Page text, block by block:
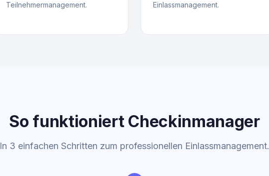
Teilnehmermanagement.
Einlassmanagement.
So funktioniert Checkinmanager
In 3 einfachen Schritten zum professionellen Einlassmanagement.